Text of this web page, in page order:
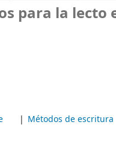
para la lecto
Métodos de escritura